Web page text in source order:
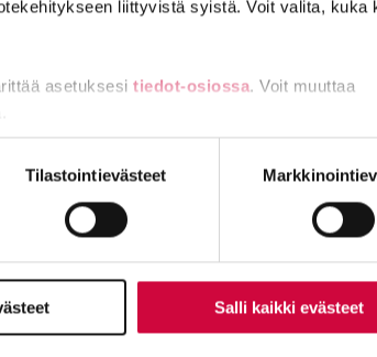
liittyvistä syistä. Voit valita, kuka
asetuksesi tiedot-osiossa. Voit muuttaa
ja osaa käytetään tilastointi- tai
Tilastointievästeet
Salli kaikki evästeet
liitto JHL
23, 00500 Helsinki
JHL:lle rekisteröityjä tavaramerkkejä.